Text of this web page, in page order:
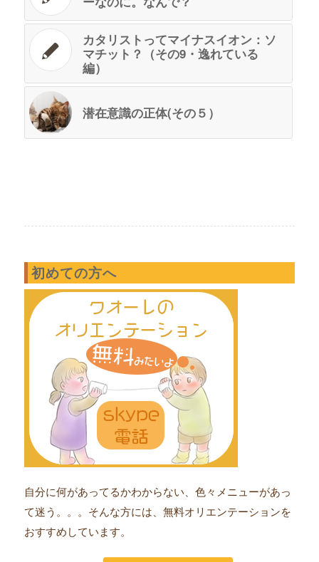
カタリストってマイナスイオン：ソ
マチット？（その9・逸れている
編）
潜在意識の正体(その５）
初めての方へ
自分に何があってるかわからない、色々メニューがあっ
て迷う。。。そんな方には、無料オリエンテーションを
おすすめしています。